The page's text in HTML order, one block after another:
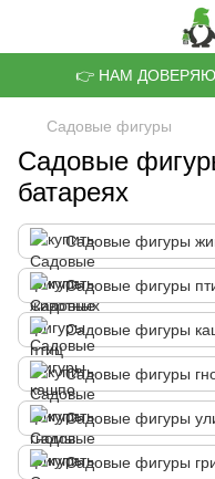
👉 НАМ
Садовые фигуры
Садовые
батареях
Садовые фигуры
Садовые фигуры
Садовые фигуры
Садовые фигуры
Садовые фигуры
Садовые фигуры